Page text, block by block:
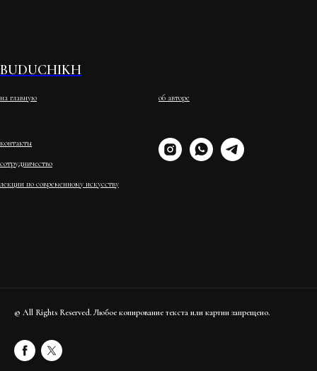
BUDUCHIKH
на главную об авторе
контакты
сотрудничество
лекции по современному искусству
© All Rights Reserved. Любое копирование текста или картин запрещено.